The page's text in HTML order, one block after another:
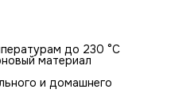
до 230 °C
материал
и домашнего